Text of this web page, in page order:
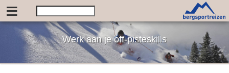
≡
Werk aan je off-pisteskills